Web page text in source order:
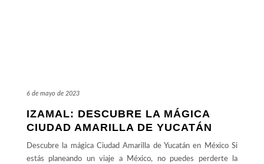
6 de mayo de 2023
IZAMAL: DESCUBRE LA MÁGICA
CIUDAD AMARILLA DE YUCATÁN
Descubre la mágica Ciudad Amarilla de Yucatán en México Si
estás planeando un viaje a México, no puedes perderte la